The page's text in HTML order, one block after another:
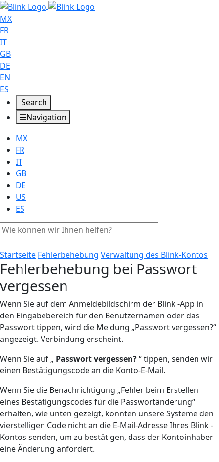
MX
FR
IT
GB
DE
EN
ES
Search
Navigation
MX
FR
IT
GB
DE
US
ES
Startseite Fehlerbehebung Verwaltung des Blink-Kontos
Fehlerbehebung bei Passwort
vergessen
Wenn Sie auf dem Anmeldebildschirm der Blink -App in
den Eingabebereich für den Benutzernamen oder das
Passwort tippen, wird die Meldung „Passwort vergessen?“
angezeigt. Verbindung erscheint.
Wenn Sie auf „ Passwort vergessen?“ tippen, senden wir
einen Bestätigungscode an die Konto-E-Mail.
Wenn Sie die Benachrichtigung „Fehler beim Erstellen
eines Bestätigungscodes für die Passwortänderung“
erhalten, wie unten gezeigt, konnten unsere Systeme den
vierstelligen Code nicht an die E-Mail-Adresse Ihres Blink -
Kontos senden, um zu bestätigen, dass der Kontoinhaber
eine Änderung anfordert.